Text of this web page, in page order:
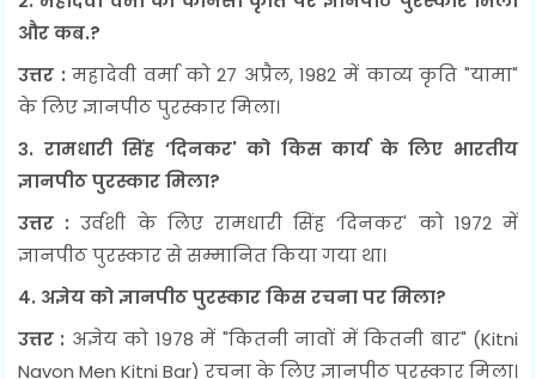
और कब.?
उत्तर :महादेवी वर्मा को 27 अप्रैल, 1982 में काव्य कृति "यामा"
के लिए ज्ञानपीठ पुरस्कार मिला।
३. रामधारी सिंह ‘दिनकर' को किस कार्य के लिए भारतीय
ज्ञानपीठ पुरस्कार मिला?
उत्तर : उर्वशी के लिए रामधारी सिंह ‘दिनकर' को 1972 में
ज्ञानपीठ पुरस्कार से सम्मानित किया गया था।
४. अज्ञेय को ज्ञानपीठ पुरस्कार किस रचना पर मिला?
उत्तर : अज्ञेय को 1978 में "कितनी नावों में कितनी बार" (Kitni
Navon Men Kitni Bar) रचना के लिए ज्ञानपीठ पुरस्कार मिला।